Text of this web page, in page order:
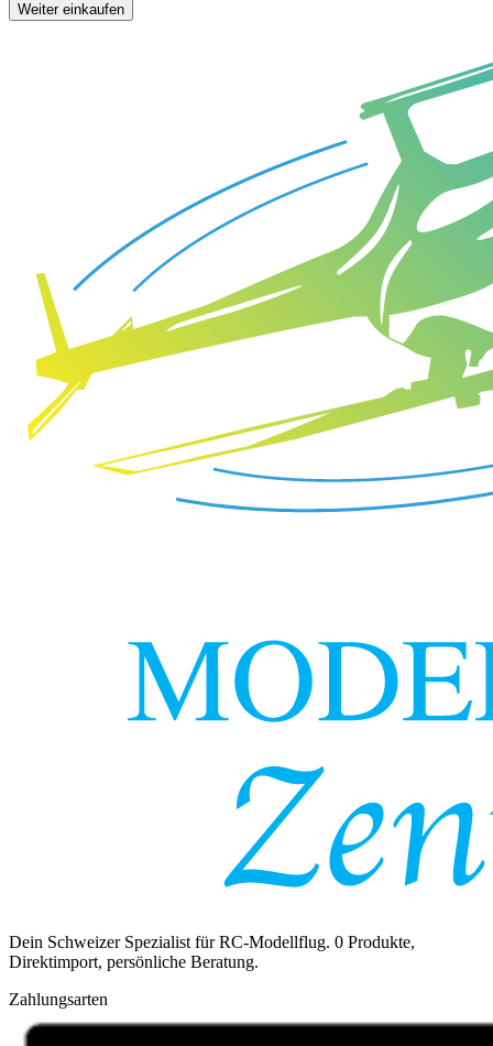
Weiter einkaufen
Dein Schweizer Spezialist für RC-Modellflug. 0 Produkte,
Direktimport, persönliche Beratung.
Zahlungsarten